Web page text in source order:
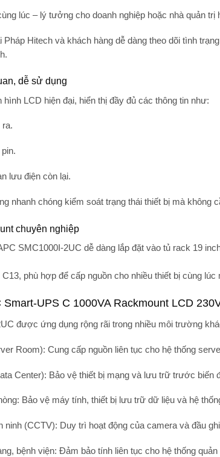
lúc – lý tưởng cho doanh nghiệp hoặc nhà quản trị
Pháp Hitech và khách hàng dễ dàng theo dõi tình
dễ sử dụng
hình LCD hiện đại, hiển thị đầy đủ các thông tin như:
ra.
lưu điện còn lại.
nhanh chóng kiểm soát trạng thái thiết bị mà không
chuyên nghiệp
SMC1000I-2UC dễ dàng lắp đặt vào tủ rack 19
C13, phù hợp để cấp nguồn cho nhiều thiết bị cùng
UPS C 1000VA Rackmount LCD
được ứng dụng rộng rãi trong nhiều môi trường
Room): Cung cấp nguồn liên tục cho hệ thống
Center): Bảo vệ thiết bị mạng và lưu trữ trước biến
: Bảo vệ máy tính, thiết bị lưu trữ dữ liệu và hệ
ninh (CCTV): Duy trì hoạt động của camera và đầu
bệnh viện: Đảm bảo tính liên tục cho hệ thống